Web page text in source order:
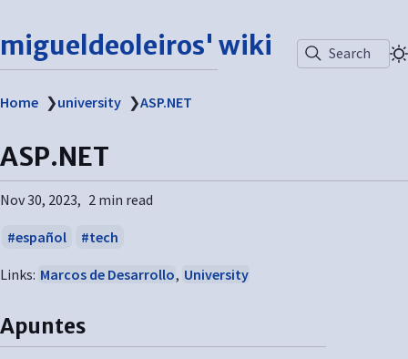
migueldeoleiros' wiki Search
Home ❯university ❯ASP.NET
ASP.NET
Nov 30, 2023 2 min read
español tech
Links: Marcos de Desarrollo, University
Apuntes